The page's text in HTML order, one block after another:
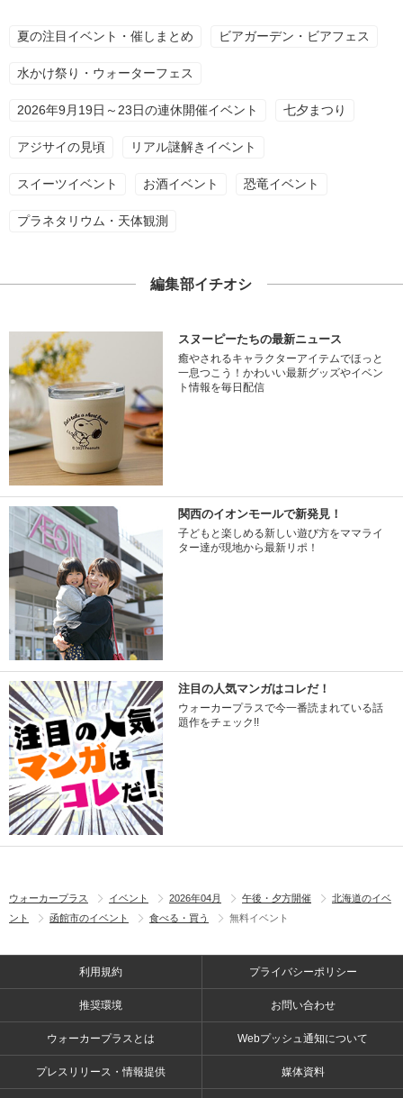
夏の注目イベント・催しまとめ ビアガーデン・ビアフェス
水かけ祭り・ウォーターフェス
2026年9月19日～23日の連休開催イベント 七夕まつり
アジサイの見頃 リアル謎解きイベント
スイーツイベント お酒イベント 恐竜イベント
プラネタリウム・天体観測
編集部イチオシ
スヌーピーたちの最新ニュース
癒やされるキャラクターアイテムでほっと
一息つこう！かわいい最新グッズやイベン
ト情報を毎日配信
関西のイオンモールで新発見！
子どもと楽しめる新しい遊び方をママライ
ター達が現地から最新リポ！
注目の人気マンガはコレだ！
ウォーカープラスで今一番読まれている話
題作をチェック!!
ウォーカープラス イベント 2026年04月 午後・夕方開催
北海道のイベ
ント
函館市のイベント 食べる・買う 無料イベント
利用規約 プライバシーポリシー
推奨環境 お問い合わせ
ウォーカープラスとは Webプッシュ通知について
プレスリリース・情報提供 媒体資料